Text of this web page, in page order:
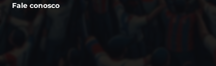
Fale conosco